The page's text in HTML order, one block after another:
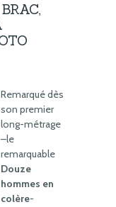
Remarqué dès
son premier
long-métrage
–le
remarquable
Douze
hommes en
colère-